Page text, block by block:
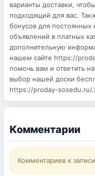
варианты доставки,
подходящий для вас.
бонусов для
объявлений в платных
дополнительную
нашем сайте https://
помочь вам и ответить
выбор нашей доски
https://proday-sosedu.ru/.!
Комментарии
Комментариев к